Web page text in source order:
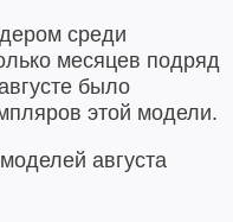
среди
месяцев подряд
было
этой модели.
августа